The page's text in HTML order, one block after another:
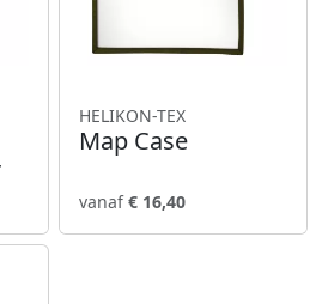
HELIKON-TEX
Map Case
vanaf€ 16,40